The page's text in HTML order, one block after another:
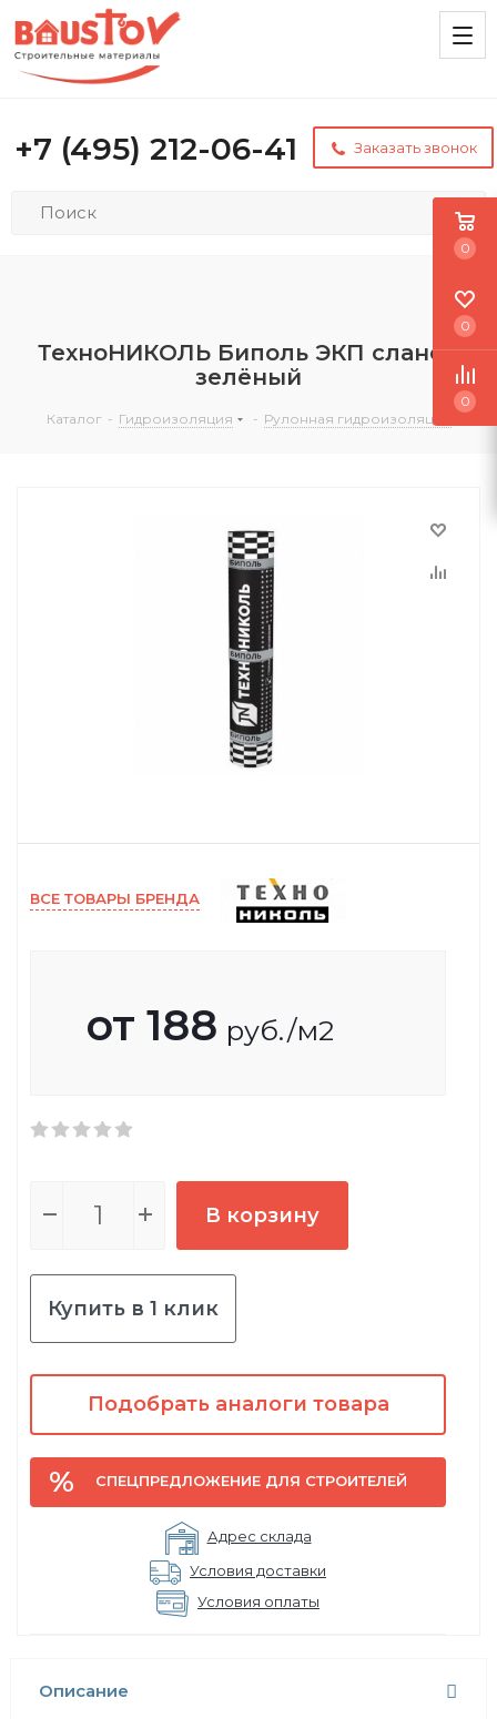
+7 (495) 212-06-41 Заказать звонок
ТехноНИКОЛЬ Биполь ЭКП сланец
зелёный
Каталог - Гидроизоляция - Рулонная гидроизоляция
ВСЕ ТОВАРЫ БРЕНДА
от 188 руб./м2
В корзину
Купить в 1 клик
Подобрать аналоги товара
СПЕЦПРЕДЛОЖЕНИЕ ДЛЯ СТРОИТЕЛЕЙ
Адрес склада
Условия доставки
Условия оплаты
Описание
0
0
0